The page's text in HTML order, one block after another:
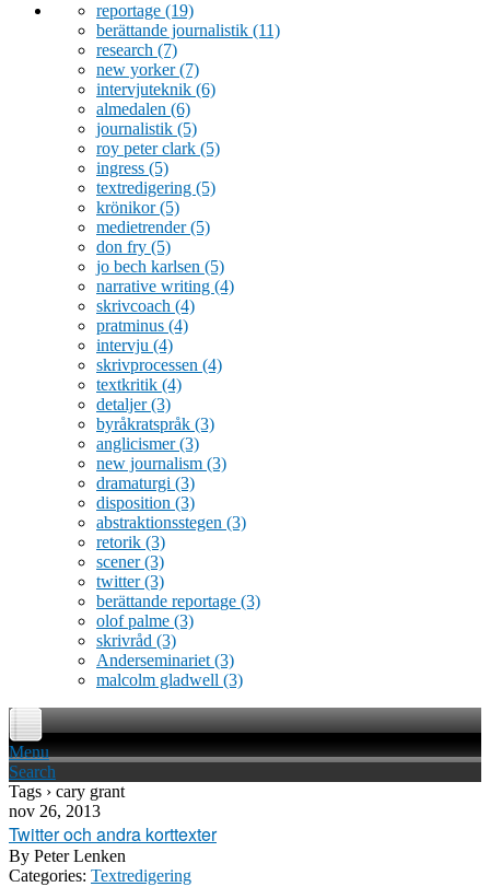
reportage (19)
berättande journalistik (11)
research (7)
new yorker(7)
intervjuteknik (6)
almedalen (6)
journalistik (5)
roy peter clark (5)
ingress (5)
textredigering (5)
krönikor(5)
medietrender(5)
don fry (5)
jo bech karlsen (5)
narrative writing (4)
skrivcoach (4)
pratminus (4)
intervju (4)
skrivprocessen (4)
textkritik (4)
detaljer(3)
byråkratspråk (3)
anglicismer(3)
new journalism (3)
dramaturgi (3)
disposition (3)
abstraktionsstegen (3)
retorik (3)
scener(3)
twitter(3)
berättande reportage (3)
olof palme (3)
skrivråd (3)
Anderseminariet (3)
malcolm gladwell (3)
Menu
Search
Tags › cary grant
nov 26, 2013
Twitter och andra korttexter
By Peter Lenken
Categories: Textredigering